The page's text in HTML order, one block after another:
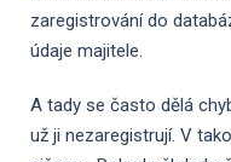
zaregistrování do
údaje majitele.
A tady se často dělá
už ji nezaregistrují. V